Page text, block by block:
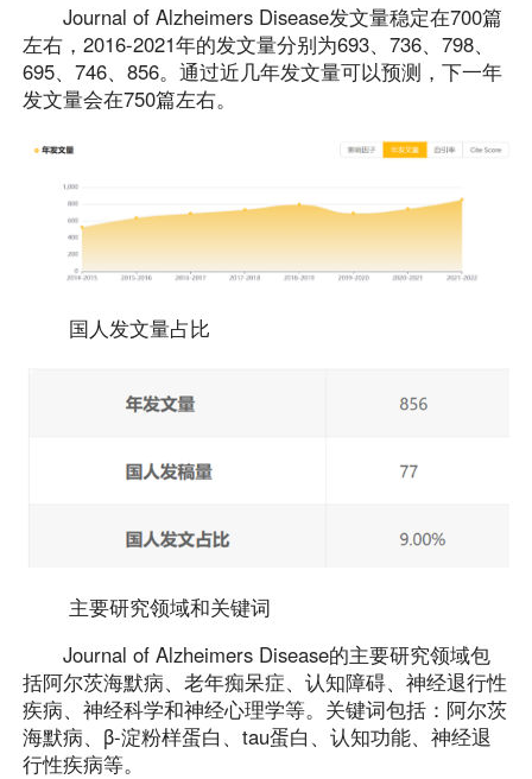
Journal of Alzheimers Disease发文量稳定在700篇
左右，2016-2021年的发文量分别为693、736、798、
695、746、856。通过近几年发文量可以预测，下一年
发文量会在750篇左右。
国人发文量占比
主要研究领域和关键词
Journal of Alzheimers Disease的主要研究领域包
括阿尔茨海默病、老年痴呆症、认知障碍、神经退行性
疾病、神经科学和神经心理学等。关键词包括：阿尔茨
海默病、β-淀粉样蛋白、tau蛋白、认知功能、神经退
行性疾病等。